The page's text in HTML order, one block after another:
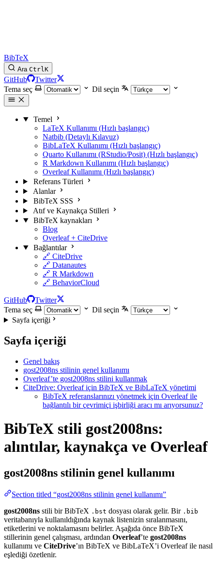
BibTeX
Ara CtrlK
GitHub
Twitter
Tema seç
Dil seçin
Temel
LaTeX Kullanımı (Hızlı başlangıç)
Natbib (Detaylı Kılavuz)
BibLaTeX Kullanımı (Hızlı başlangıç)
Quarto Kullanımı (RStudio/Posit) (Hızlı başlangıç)
R Markdown Kullanımı (Hızlı başlangıç)
Overleaf Kullanımı (Hızlı başlangıç)
Referans Türleri
Alanlar
BibTeX SSS
Atıf ve Kaynakça Stilleri
BibTeX kaynakları
Blog
Overleaf + CiteDrive
Bağlantılar
🔗 CiteDrive
🔗 Datanautes
🔗 R Markdown
🔗 BehaviorCloud
GitHub
Twitter
Tema seç
Dil seçin
Sayfa içeriği
Sayfa içeriği
Genel bakış
gost2008ns stilinin genel kullanımı
Overleaf’te gost2008ns stilini kullanmak
CiteDrive: Overleaf için BibTeX ve BibLaTeX yönetimi
BibTeX referanslarınızı yönetmek için Overleaf ile
bağlantılı bir çevrimiçi işbirliği aracı mı arıyorsunuz?
BibTeX stili gost2008ns:
alıntılar, kaynakça ve Overleaf
gost2008ns stilinin genel kullanımı
Section titled “gost2008ns stilinin genel kullanımı”
gost2008ns stili bir BibTeX .bst dosyası olarak gelir. Bir .bib
veritabanıyla kullanıldığında kaynak listenizin sıralanmasını,
etiketlerini ve noktalamasını belirler. Aşağıda önce BibTeX
stillerinin genel çalışması, ardından Overleaf’te gost2008ns
kullanımı ve CiteDrive’ın BibTeX ve BibLaTeX’i Overleaf ile nasıl
eşlediği özetlenir.